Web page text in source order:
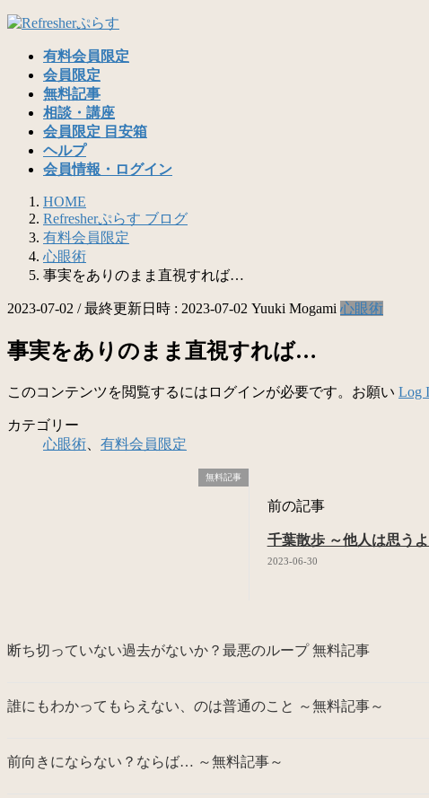
コ
ナ
有料会員限定
会員限定
無料記事
相談・講座
会員限定 目安箱
ヘルプ
会員情報・ログイン
HOME
Refresherぷらす ブログ
有料会員限定
心眼術
事実をありのまま直視すれば…
2023-07-02 / 最終更新日時 : 2023-07-02 Yuuki Mogami 心眼術
事実をありのまま直視すれば…
このコンテンツを閲覧するにはログインが必要です。お願い Log
カテゴリー
心眼術
有料会員限定
無料記事
前の記事
千葉散歩 ～他人は思う
2023-06-30
断ち切っていない過去がないか？最悪のループ 無料記事
誰にもわかってもらえない、のは普通のこと ～無料記事～
前向きにならない？ならば… ～無料記事～